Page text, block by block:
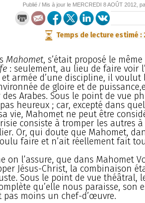
Publié / Mis à jour le MERCREDI 8 AOÛT 2012 ,
Temps de lecture estimé :
Mahomet, s’était proposé le
: seulement, au lieu de faire voir
et armée d’une discipline, il
de gloire et de
Arabes. Sous le point de vue
heureux ; car, excepté dans
vie, Mahomet ne peut être
consiste à tromper les autres
Or, qui doute que Mahomet,
faire et n’ait réellement fait
on l’assure, que dans Mahomet
Jésus-Christ, la combinaison
Sous le point de vue théâtral,
qu’elle nous paraisse, son
pas moins un chef-d’œuvre.